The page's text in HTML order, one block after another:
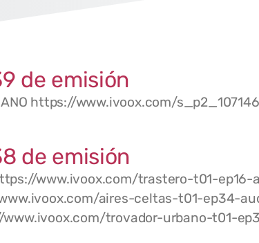
de emisión
https://www.ivoox.com/
de emisión
www.ivoox.com/trastero-t01-
aires-celtas-t01-ep34-
www.ivoox.com/trovador-urbano-t01-